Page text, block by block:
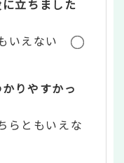
立ちました
いえない
りやすかっ
らともいえな